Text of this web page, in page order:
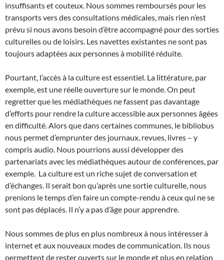
insuffisants et couteux. Nous sommes remboursés pour les
transports vers des consultations médicales, mais rien n’est
prévu si nous avons besoin d’être accompagné pour des sorties
culturelles ou de loisirs. Les navettes existantes ne sont pas
toujours adaptées aux personnes à mobilité réduite.
Pourtant, l’accès à la culture est essentiel. La littérature, par
exemple, est une réelle ouverture sur le monde. On peut
regretter que les médiathèques ne fassent pas davantage
d’efforts pour rendre la culture accessible aux personnes âgées
en difficulté. Alors que dans certaines communes, le bibliobus
nous permet d’emprunter des journaux, revues, livres – y
compris audio. Nous pourrions aussi développer des
partenariats avec les médiathèques autour de conférences, par
exemple. La culture est un riche sujet de conversation et
d’échanges. Il serait bon qu’après une sortie culturelle, nous
prenions le temps d’en faire un compte-rendu à ceux qui ne se
sont pas déplacés. Il n’y a pas d’âge pour apprendre.
Nous sommes de plus en plus nombreux à nous intéresser à
internet et aux nouveaux modes de communication. Ils nous
permettent de rester ouverts sur le monde et plus en relation